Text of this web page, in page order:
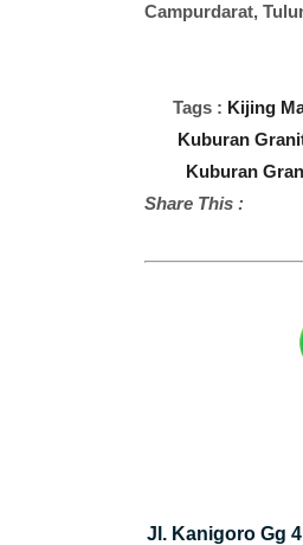
Campurdarat,
Tags : Kijing
Kuburan
Kuburan
Share This :
Jl. Kanigoro Gg